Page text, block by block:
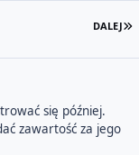
DALEJ
się później.
zawartość za jego